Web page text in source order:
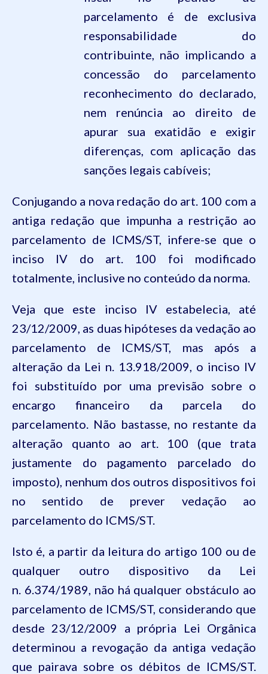
parcelamento é de exclusiva
responsabilidade do
contribuinte, não implicando a
concessão do parcelamento
reconhecimento do declarado,
nem renúncia ao direito de
apurar sua exatidão e exigir
diferenças, com aplicação das
sanções legais cabíveis;
Conjugando a nova redação do art. 100 com a
antiga redação que impunha a restrição ao
parcelamento de ICMS/ST, infere-se que o
inciso IV do art. 100 foi modificado
totalmente, inclusive no conteúdo da norma.
Veja que este inciso IV estabelecia, até
23/12/2009, as duas hipóteses da vedação ao
parcelamento de ICMS/ST, mas após a
alteração da Lei n. 13.918/2009, o inciso IV
foi substituído por uma previsão sobre o
encargo financeiro da parcela do
parcelamento. Não bastasse, no restante da
alteração quanto ao art. 100 (que trata
justamente do pagamento parcelado do
imposto), nenhum dos outros dispositivos foi
no sentido de prever vedação ao
parcelamento do ICMS/ST.
Isto é, a partir da leitura do artigo 100 ou de
qualquer outro dispositivo da Lei
n. 6.374/1989, não há qualquer obstáculo ao
parcelamento de ICMS/ST, considerando que
desde 23/12/2009 a própria Lei Orgânica
determinou a revogação da antiga vedação
que pairava sobre os débitos de ICMS/ST.